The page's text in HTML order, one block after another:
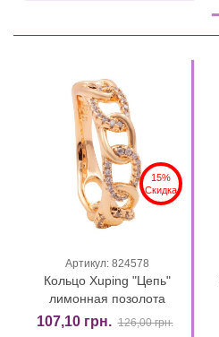
15%
Скидка
Артикул: 824578
Кольцо Xuping "Цепь"
лимонная позолота
107,10 грн. 126,00 грн.